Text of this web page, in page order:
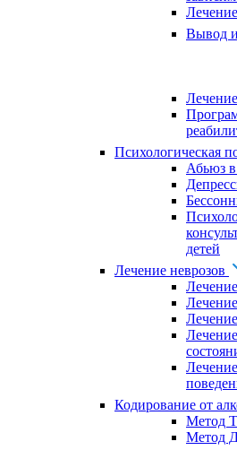
Вывод
Психологическая
Абьюз в
детей
Лечение неврозов
Кодирование от
Метод
Метод